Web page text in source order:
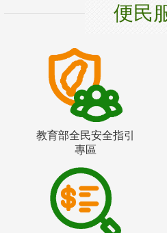
便民
教育部全民安全指引
專區